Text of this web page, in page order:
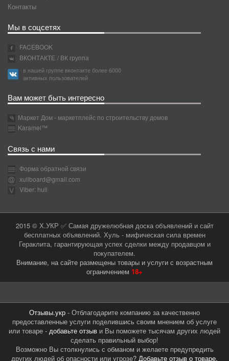
Контакты
Мы в соцсетях
FACEBOOK
ВКОНТАКТЕ / ВК группа
в нашей группе вконтакте более 6000
активных пользователей
Вам может быть интересно
Маркет Дом - маркетплейс по строительству домов
Karamel™
Связь с нами
Форма обратной связи
xullboard@gmail.com
Viber: hull
2015 © Х.УКР ✅ Самая дружелюбная доска объявлений и сайт
бесплатных объявлений. Хуль - мифическая сила времен
Гераклита, гарантирующая успех сделки между продавцом и
покупателем.
Внимание, на сайте размещены товары и услуги с возрастным
ограничением 18+
Отзывы.укр - Отблагодарите компанию за качественно
предоставленные услуги поделившись своим мнением об услуге
или товаре - добавьте отзыв и Вы поможете тысячам других людей
сделать правильный выбор!
Возможно Вы столкнулись с обманом и желаете предупредить
других людей об опасности или угрозе? Добавьте отзыв о товаре,